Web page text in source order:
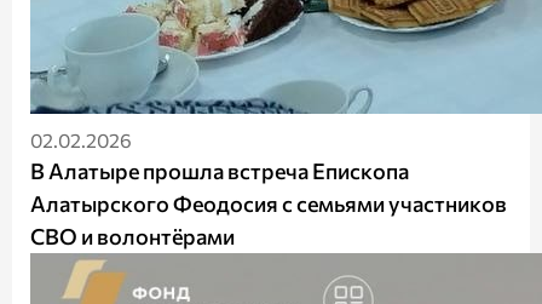
02.02.2026
В Алатыре прошла встреча Епископа
Алатырского Феодосия с семьями участников
СВО и волонтёрами